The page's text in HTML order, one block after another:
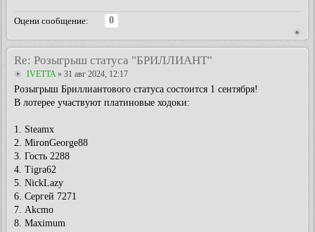
Оцени сообщение:
0
Re: Розыгрыш статуса "БРИЛЛИАНТ"
IVETTA» 31 авг 2024, 12:17
Розыгрыш Бриллиантового статуса состоится 1 сентября!
В лотерее участвуют платиновые ходоки:
1. Steamx
2. MironGeorge88
3. Гость 2288
4. Tigra62
5. NickLazy
6. Сергей 7271
7. Akcmo
8. Maximum